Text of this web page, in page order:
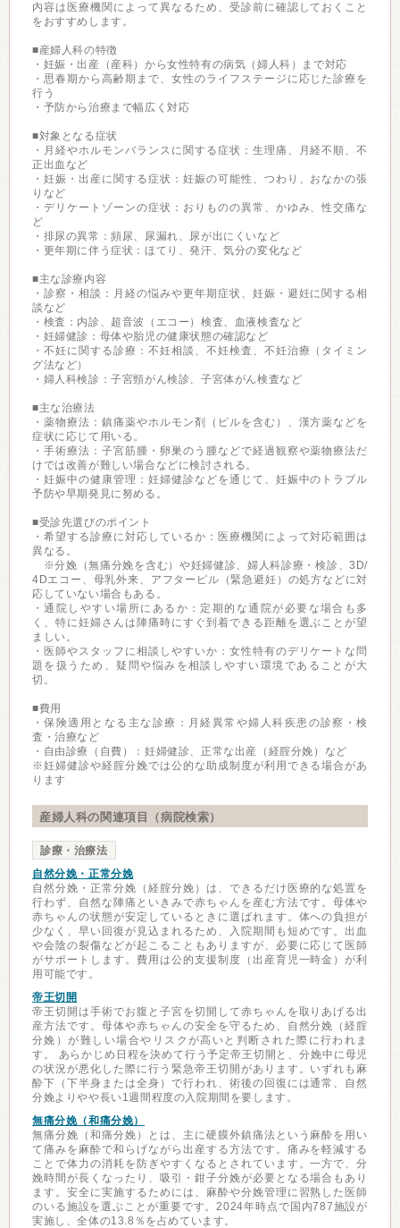
内容は医療機関によって異なるため、受診前に確認しておくこと
をおすすめします。
■産婦人科の特徴
・妊娠・出産（産科）から女性特有の病気（婦人科）まで対応
・思春期から高齢期まで、女性のライフステージに応じた診療を
行う
・予防から治療まで幅広く対応
■対象となる症状
・月経やホルモンバランスに関する症状：生理痛、月経不順、不
正出血など
・妊娠・出産に関する症状：妊娠の可能性、つわり、おなかの張
りなど
・デリケートゾーンの症状：おりものの異常、かゆみ、性交痛な
ど
・排尿の異常：頻尿、尿漏れ、尿が出にくいなど
・更年期に伴う症状：ほてり、発汗、気分の変化など
■主な診療内容
・診察・相談：月経の悩みや更年期症状、妊娠・避妊に関する相
談など
・検査：内診、超音波（エコー）検査、血液検査など
・妊婦健診：母体や胎児の健康状態の確認など
・不妊に関する診療：不妊相談、不妊検査、不妊治療（タイミン
グ法など）
・婦人科検診：子宮頸がん検診、子宮体がん検査など
■主な治療法
・薬物療法：鎮痛薬やホルモン剤（ピルを含む）、漢方薬などを
症状に応じて用いる。
・手術療法：子宮筋腫・卵巣のう腫などで経過観察や薬物療法だ
けでは改善が難しい場合などに検討される。
・妊娠中の健康管理：妊婦健診などを通じて、妊娠中のトラブル
予防や早期発見に努める。
■受診先選びのポイント
・希望する診療に対応しているか：医療機関によって対応範囲は
異なる。
※分娩（無痛分娩を含む）や妊婦健診、婦人科診療・検診、3D/
4Dエコー、母乳外来、アフターピル（緊急避妊）の処方などに対
応していない場合もある。
・通院しやすい場所にあるか：定期的な通院が必要な場合も多
く、特に妊婦さんは陣痛時にすぐ到着できる距離を選ぶことが望
ましい。
・医師やスタッフに相談しやすいか：女性特有のデリケートな問
題を扱うため、疑問や悩みを相談しやすい環境であることが大
切。
■費用
・保険適用となる主な診療：月経異常や婦人科疾患の診察・検
査・治療など
・自由診療（自費）：妊婦健診、正常な出産（経腟分娩）など
※妊婦健診や経腟分娩では公的な助成制度が利用できる場合があ
ります
産婦人科の関連項目（病院検索）
診療・治療法
自然分娩・正常分娩
自然分娩・正常分娩（経腟分娩）は、できるだけ医療的な処置を
行わず、自然な陣痛といきみで赤ちゃんを産む方法です。母体や
赤ちゃんの状態が安定しているときに選ばれます。体への負担が
少なく、早い回復が見込まれるため、入院期間も短めです。出血
や会陰の裂傷などが起こることもありますが、必要に応じて医師
がサポートします。費用は公的支援制度（出産育児一時金）が利
用可能です。
帝王切開
帝王切開は手術でお腹と子宮を切開して赤ちゃんを取りあげる出
産方法です。母体や赤ちゃんの安全を守るため、自然分娩（経腟
分娩）が難しい場合やリスクが高いと判断された際に行われま
す。 あらかじめ日程を決めて行う予定帝王切開と、分娩中に母児
の状況が悪化した際に行う緊急帝王切開があります。いずれも麻
酔下（下半身または全身）で行われ、術後の回復には通常、自然
分娩よりやや長い1週間程度の入院期間を要します。
無痛分娩（和痛分娩）
無痛分娩（和痛分娩）とは、主に硬膜外鎮痛法という麻酔を用い
て痛みを麻酔で和らげながら出産する方法です。痛みを軽減する
ことで体力の消耗を防ぎやすくなるとされています。一方で、分
娩時間が長くなったり、吸引・鉗子分娩が必要となる場合もあり
ます。安全に実施するためには、麻酔や分娩管理に習熟した医師
のいる施設を選ぶことが重要です。2024年時点で国内787施設が
実施し、全体の13.8％を占めています。